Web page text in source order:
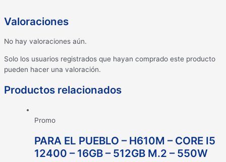
Valoraciones
No hay valoraciones aún.
Solo los usuarios registrados que hayan comprado este producto
pueden hacer una valoración.
Productos relacionados
Promo
PARA EL PUEBLO – H610M – CORE I5
12400 – 16GB – 512GB M.2 – 550W